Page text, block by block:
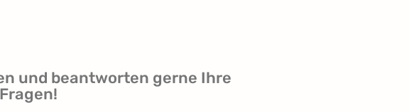
und beantworten gerne Ihre
Fragen!